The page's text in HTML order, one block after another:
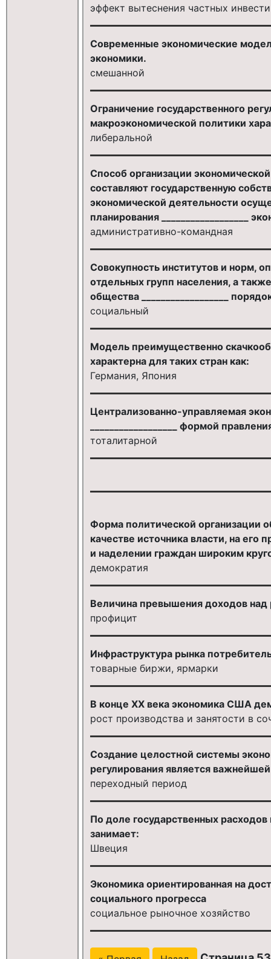
эффект вытеснения частных
Современные экономические
экономики.
смешанной
Ограничение государственного
макроэкономической политики
либеральной
Способ организации
составляют государственную
экономической деятельности
планирования __________________
административно-командная
Совокупность институтов и норм,
отдельных групп населения, а
общества __________________
социальный
Модель преимущественно
характерна для таких стран как:
Германия, Япония
Централизованно-управляемая
__________________ формой
тоталитарной
Форма политической организации
качестве источника власти, на его
и наделении граждан широким
демократия
Величина превышения доходов
профицит
Инфраструктура рынка
товарные биржи, ярмарки
В конце ХХ века экономика США
рост производства и занятости в
Создание целостной системы
регулирования является
переходный период
По доле государственных
занимает:
Швеция
Экономика ориентированная на
социального прогресса
социальное рыночное хозяйство